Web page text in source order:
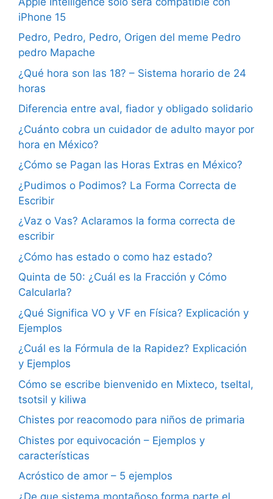
iPhone 15
Pedro, Pedro, Pedro, Origen del meme Pedro
pedro Mapache
¿Qué hora son las 18? – Sistema horario de 24
horas
Diferencia entre aval, fiador y obligado solidario
¿Cuánto cobra un cuidador de adulto mayor por
hora en México?
¿Cómo se Pagan las Horas Extras en México?
¿Pudimos o Podimos? La Forma Correcta de
Escribir
¿Vaz o Vas? Aclaramos la forma correcta de
escribir
¿Cómo has estado o como haz estado?
Quinta de 50: ¿Cuál es la Fracción y Cómo
Calcularla?
¿Qué Significa VO y VF en Física? Explicación y
Ejemplos
¿Cuál es la Fórmula de la Rapidez? Explicación
y Ejemplos
Cómo se escribe bienvenido en Mixteco, tseltal,
tsotsil y kiliwa
Chistes por reacomodo para niños de primaria
Chistes por equivocación – Ejemplos y
características
Acróstico de amor – 5 ejemplos
¿De que sistema montañoso forma parte el